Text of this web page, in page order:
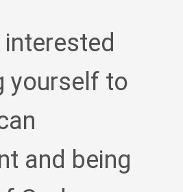
yourself to
and being